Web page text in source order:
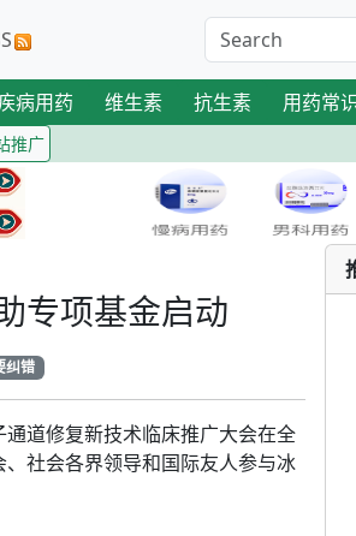
病用药 维生素 抗生素 用药常
推广
专项基金启动
纠错
道修复新技术临床推广大会在全
社会各界领导和国际友人参与冰